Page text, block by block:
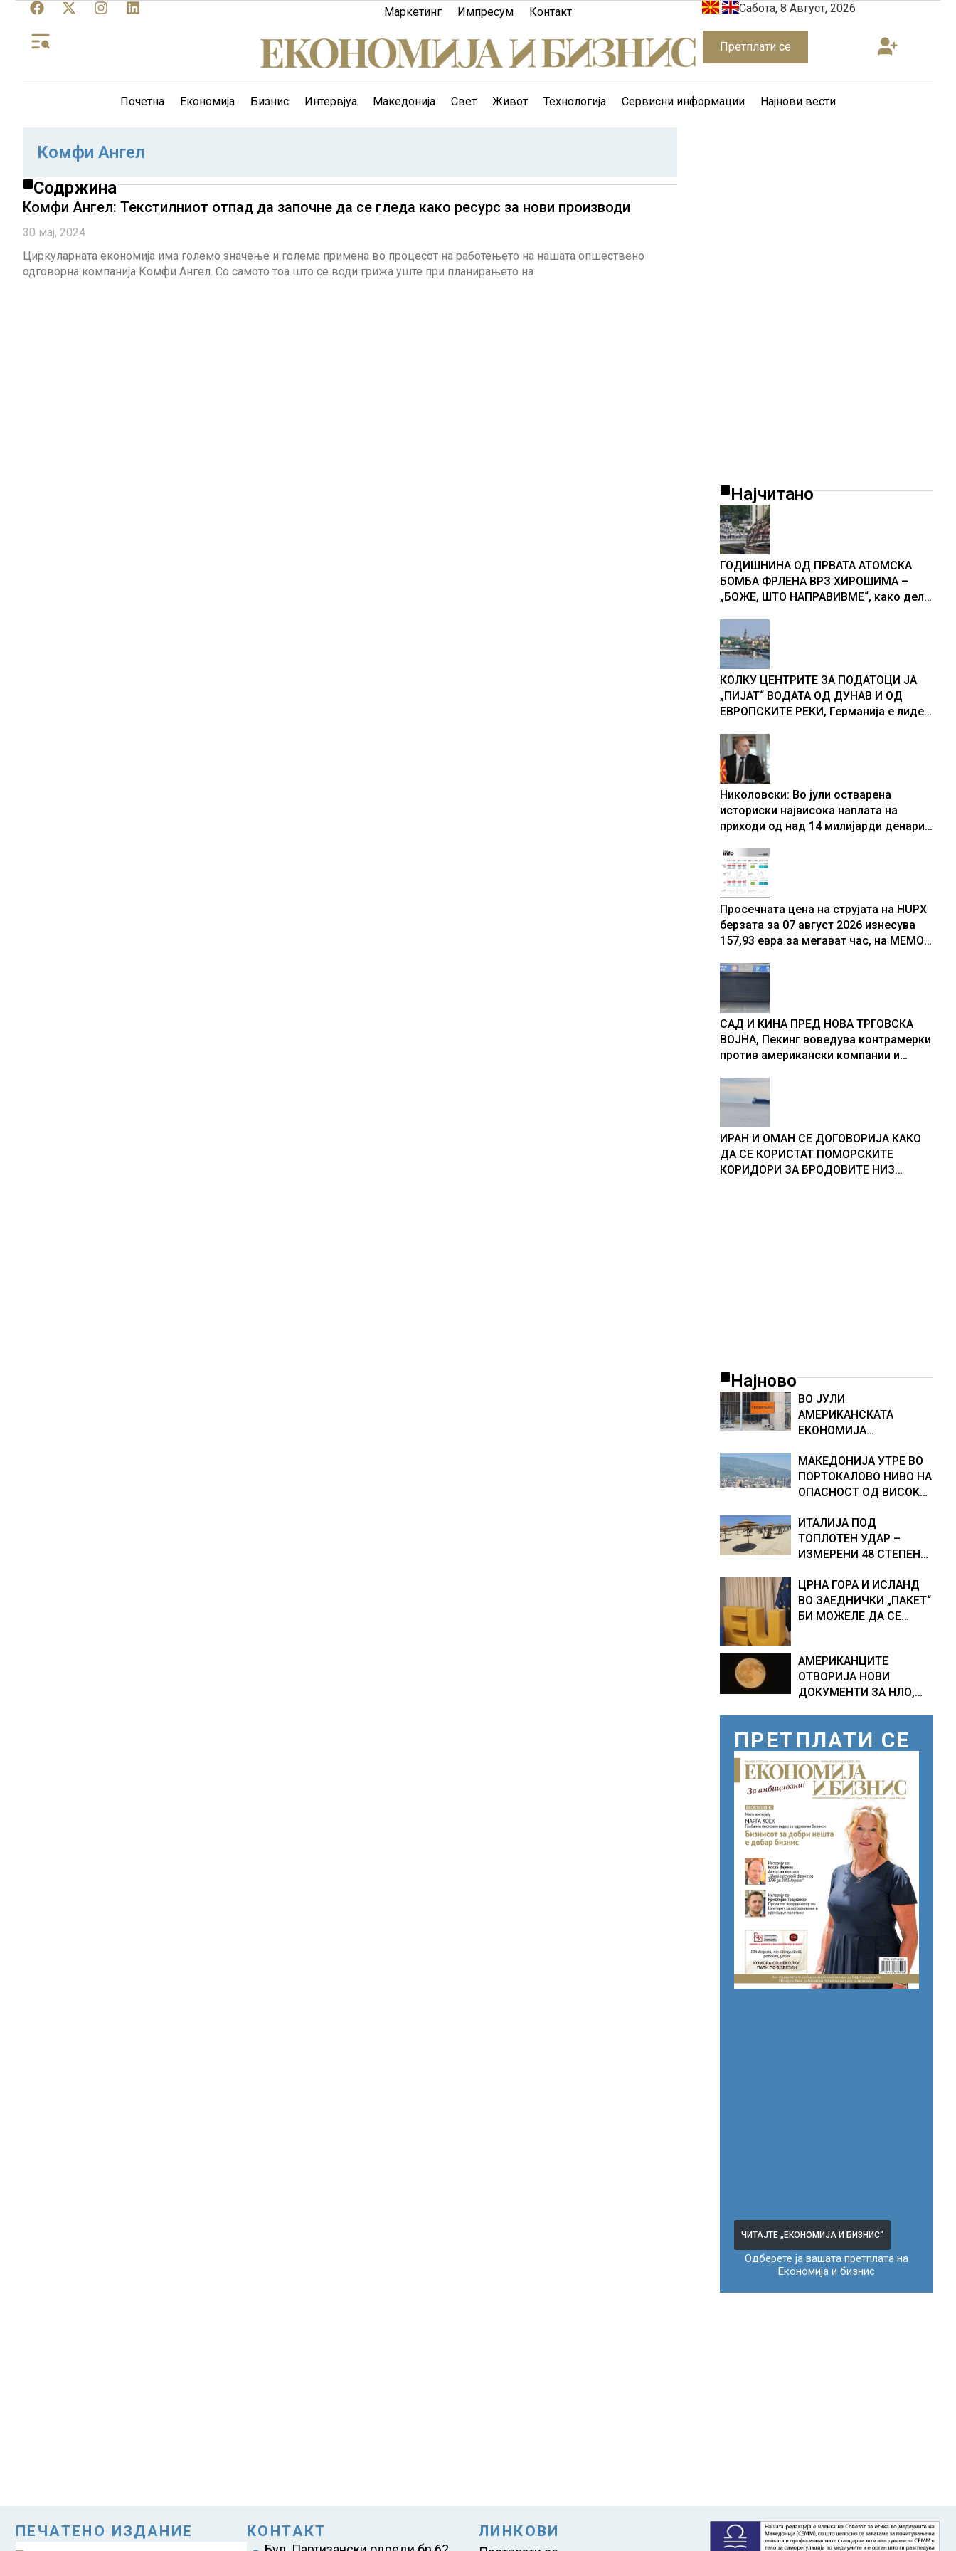
Маркетинг Импресум Контакт Сабота, 8 Август, 2026
Претплати се
Почетна Економија Бизнис Интервјуа Македонија Свет Живот Технологија Сервисни информации Најнови вести
Комфи Ангел
Содржина
Комфи Ангел: Текстилниот отпад да започне да се гледа како ресурс за нови производи
30 мај, 2024
Циркуларната економија има големо значење и голема примена во процесот на работењето на нашата опшествено
одговорна компанија Комфи Ангел. Со самото тоа што се води грижа уште при планирањето на
Најчитано
ГОДИШНИНА ОД ПРВАТА АТОМСКА
БОМБА ФРЛЕНА ВРЗ ХИРОШИМА –
„БОЖЕ, ШТО НАПРАВИВМЕ“, како дел
учесниците во бомбардирањето го
доживуваа овој настан што го
промени текот на историјата
КОЛКУ ЦЕНТРИТЕ ЗА ПОДАТОЦИ ЈА
„ПИЈАТ“ ВОДАТА ОД ДУНАВ И ОД
ЕВРОПСКИТЕ РЕКИ, Германија е лидер
центри за податоци
Николовски: Во јули остварена
историски највисока наплата на
приходи од над 14 милијарди денари
резултати
Просечната цена на струјата на HUPX
берзата за 07 август 2026 изнесува
157,93 евра за мегават час, на МЕМО
САД И КИНА ПРЕД НОВА ТРГОВСКА
ВОЈНА, Пекинг воведува контрамерки
против американски компании и
ИРАН И ОМАН СЕ ДОГОВОРИЈА КАКО
ДА СЕ КОРИСТАТ ПОМОРСКИТЕ
КОРИДОРИ ЗА БРОДОВИТЕ НИЗ
Најново
ВО ЈУЛИ
АМЕРИКАНСКАТА
ЕКОНОМИЈА
23.000 РАБОТНИ МЕСТА
МАКЕДОНИЈА УТРЕ ВО
ПОРТОКАЛОВО НИВО НА
ОПАСНОСТ ОД ВИСОКИ
ИТАЛИЈА ПОД
ТОПЛОТЕН УДАР –
ИЗМЕРЕНИ 48 СТЕПЕНИ,
НАЈАВИЈА НОВИ
ПРОГНОЗИ ЗА
СРЕДИНАТА НА АВГУСТ
ЦРНА ГОРА И ИСЛАНД
ВО ЗАЕДНИЧКИ „ПАКЕТ“
БИ МОЖЕЛЕ ДА СЕ
АМЕРИКАНЦИТЕ
ОТВОРИЈА НОВИ
ДОКУМЕНТИ ЗА НЛО,
снимки за „Големи
темни триаголници со
светла“
ПРЕТПЛАТИ СЕ
ЧИТАЈТЕ „ЕКОНОМИЈА И БИЗНИС“
Одберете ја вашата претплата на
Економија и бизнис
ПЕЧАТЕНО ИЗДАНИЕ КОНТАКТ ЛИНКОВИ